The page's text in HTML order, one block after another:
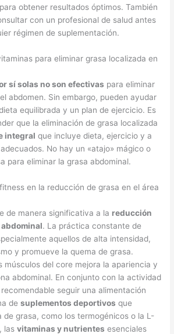
obtener resultados óptimos. También
con un profesional de salud antes
régimen de suplementación.
para eliminar grasa localizada en
sí solas no son efectivas para eliminar
abdomen. Sin embargo, pueden ayudar
equilibrada y un plan de ejercicio. Es
que la eliminación de grasa localizada
integral que incluye dieta, ejercicio y a
No hay un «atajo» mágico o
para eliminar la grasa abdominal.
en la reducción de grasa en el área
de manera significativa a la reducción
. La práctica constante de
aquellos de alta intensidad,
y promueve la quema de grasa.
músculos del core mejora la apariencia y
abdominal. En conjunto con la actividad
seguir una alimentación
desuplementos deportivos que
de grasa, como los termogénicos o la L-
lasvitaminas y nutrientes esenciales